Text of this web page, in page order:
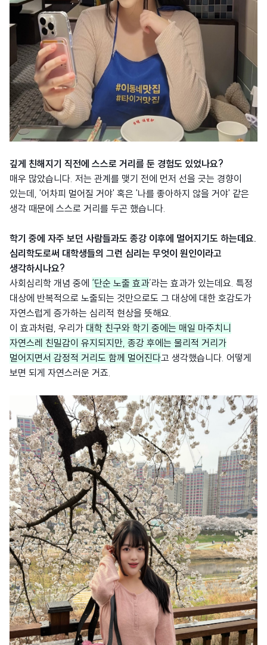
깊게 친해지기 직전에 스스로 거리를 둔 경험도 있었나요?
매우 많았습니다. 저는 관계를 맺기 전에 먼저 선을 긋는 경향이
있는데, '어차피 멀어질 거야' 혹은 '나를 좋아하지 않을 거야' 같은
생각 때문에 스스로 거리를 두곤 했습니다.
학기 중에 자주 보던 사람들과도 종강 이후에 멀어지기도 하는데요.
심리학도로써 대학생들의 그런 심리는 무엇이 원인이라고
생각하시나요?
사회심리학 개념 중에 ‘단순 노출 효과’라는 효과가 있는데요. 특정
대상에 반복적으로 노출되는 것만으로도 그 대상에 대한 호감도가
자연스럽게 증가하는 심리적 현상을 뜻해요.
이 효과처럼, 우리가 대학 친구와 학기 중에는 매일 마주치니
자연스레 친밀감이 유지되지만, 종강 후에는 물리적 거리가
멀어지면서 감정적 거리도 함께 멀어진다고 생각했습니다. 어떻게
보면 되게 자연스러운 거죠.